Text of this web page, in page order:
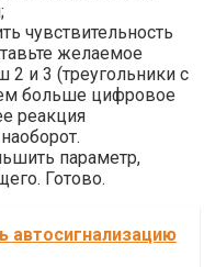
чувствительность
желаемое
и 3 (треугольники с
больше цифровое
реакция
параметр,
Готово.
автосигнализацию